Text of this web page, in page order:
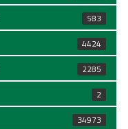
583
4424
2285
2
34973